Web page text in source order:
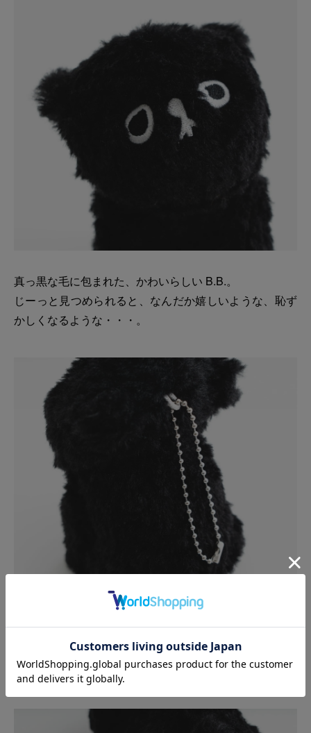
真っ黒な毛に包まれた、かわいらしい B.B.。
じーっと見つめられると、なんだか嬉しいような、恥ず
かしくなるような・・・。
15cmのボールチェーンは取り外し可能です。